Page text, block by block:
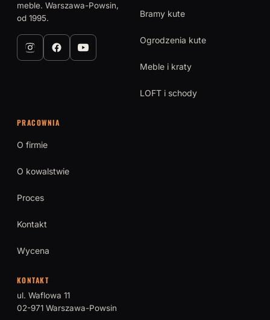
meble. Warszawa-Powsin,
od 1995.
Bramy kute
Ogrodzenia kute
Meble i kraty
LOFT i schody
PRACOWNIA
O firmie
O kowalstwie
Proces
Kontakt
Wycena
KONTAKT
ul. Waflowa 11
02-971 Warszawa-Powsin